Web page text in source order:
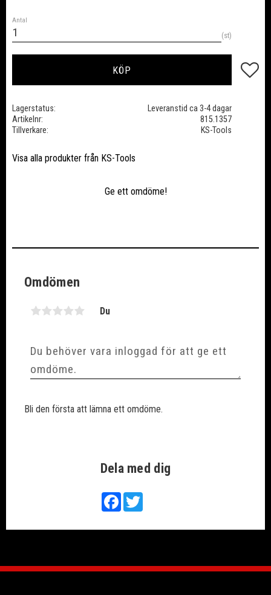
Antal
st
KÖP Lägg
Lagerstatus
Leveranstid ca 3-4 dagar
Artikelnr
815.1357
Tillverkare
KS-Tools
Visa alla produkter från KS-Tools
Ge ett omdöme!
Dela med dig
FacebookTwitter
Omdömen
Du
Bli den första att lämna ett omdöme.